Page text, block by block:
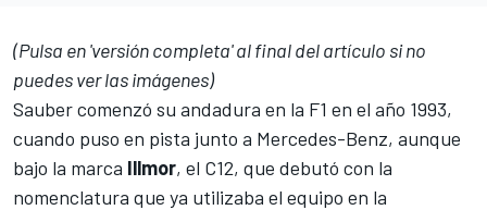
(Pulsa en 'versión completa' al final del artículo si no
puedes ver las imágenes)
Saubercomenzó su andadura en la F1 en el año 1993,
cuando puso en pista junto a Mercedes-Benz, aunque
bajo la marca Illmor, el C12, que debutó con la
nomenclatura que ya utilizaba el equipo en la